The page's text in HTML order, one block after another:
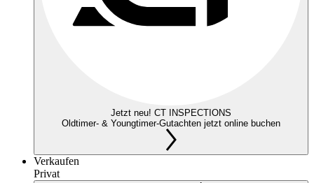
Jetzt neu! CT INSPECTIONS
Oldtimer- & Youngtimer-Gutachten jetzt online buchen
Verkaufen
Privat